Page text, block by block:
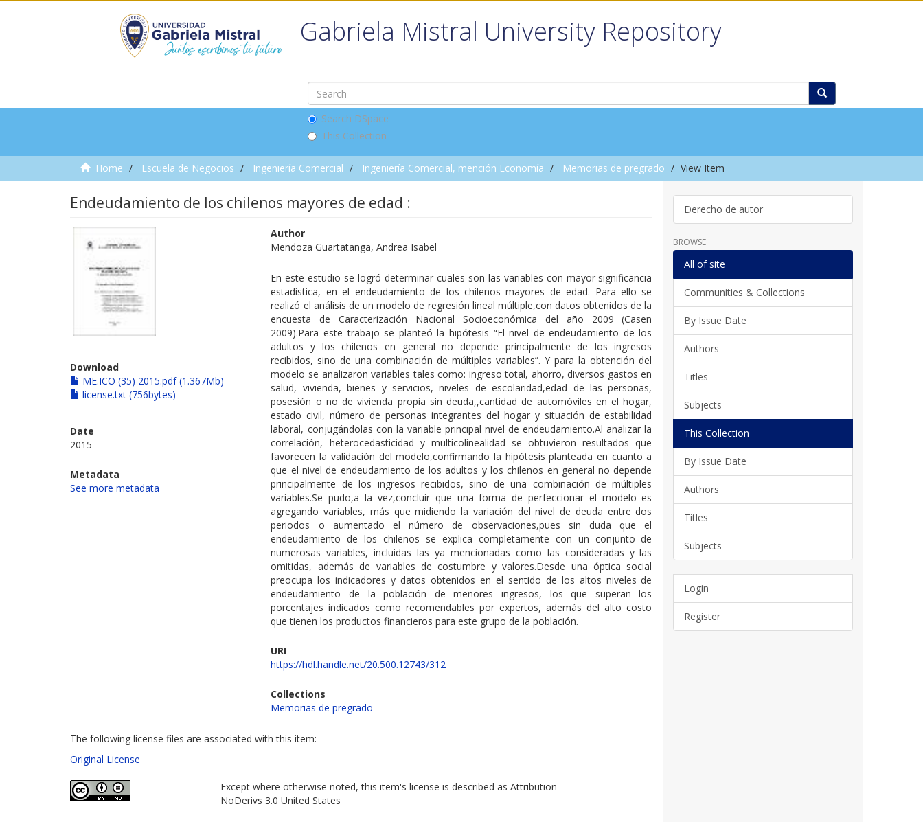
Gabriela Mistral University Repository
Search DSpace
This Collection
Home Escuela de Negocios Ingeniería Comercial Ingeniería Comercial, mención Economía Memorias de pregrado View Item
Endeudamiento de los chilenos mayores de edad :
Download
ME.ICO (35) 2015.pdf (1.367Mb)
license.txt (756bytes)
Date
2015
Metadata
See more metadata
Author
Mendoza Guartatanga, Andrea Isabel
En este estudio se logró determinar cuales son las variables con mayor significancia
estadística, en el endeudamiento de los chilenos mayores de edad. Para ello se
realizó el análisis de un modelo de regresión lineal múltiple,con datos obtenidos de la
encuesta de Caracterización Nacional Socioeconómica del año 2009 (Casen
2009).Para este trabajo se planteó la hipótesis “El nivel de endeudamiento de los
adultos y los chilenos en general no depende principalmente de los ingresos
recibidos, sino de una combinación de múltiples variables”. Y para la obtención del
modelo se analizaron variables tales como: ingreso total, ahorro, diversos gastos en
salud, vivienda, bienes y servicios, niveles de escolaridad,edad de las personas,
posesión o no de vivienda propia sin deuda,,cantidad de automóviles en el hogar,
estado civil, número de personas integrantes del hogar y situación de estabilidad
laboral, conjugándolas con la variable principal nivel de endeudamiento.Al analizar la
correlación, heterocedasticidad y multicolinealidad se obtuvieron resultados que
favorecen la validación del modelo,confirmando la hipótesis planteada en cuanto a
que el nivel de endeudamiento de los adultos y los chilenos en general no depende
principalmente de los ingresos recibidos, sino de una combinación de múltiples
variables.Se pudo,a la vez,concluir que una forma de perfeccionar el modelo es
agregando variables, más que midiendo la variación del nivel de deuda entre dos
periodos o aumentado el número de observaciones,pues sin duda que el
endeudamiento de los chilenos se explica completamente con un conjunto de
numerosas variables, incluidas las ya mencionadas como las consideradas y las
omitidas, además de variables de costumbre y valores.Desde una óptica social
preocupa los indicadores y datos obtenidos en el sentido de los altos niveles de
endeudamiento de la población de menores ingresos, los que superan los
porcentajes indicados como recomendables por expertos, además del alto costo
que tienen los productos financieros para este grupo de la población.
URI
https://hdl.handle.net/20.500.12743/312
Collections
Memorias de pregrado
The following license files are associated with this item:
Original License
Except where otherwise noted, this item's license is described as Attribution-
NoDerivs 3.0 United States
Derecho de autor
BROWSE
All of site
Communities & Collections
By Issue Date
Authors
Titles
Subjects
This Collection
By Issue Date
Authors
Titles
Subjects
Login
Register